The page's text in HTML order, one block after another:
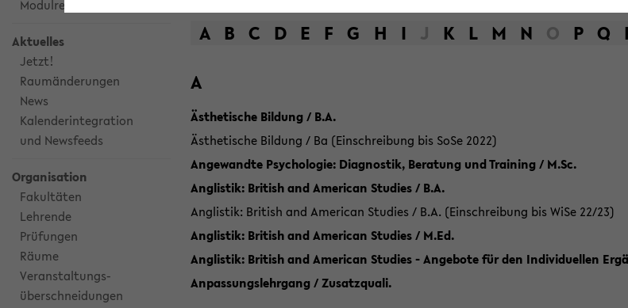
Modulrecherche
Aktuelles
Jetzt!
Raumänderungen
News
Kalenderintegration
und Newsfeeds
Organisation
Fakultäten
Lehrende
Prüfungen
Räume
Veranstaltungs-
überschneidungen
A B C D E F G H I J K L M N O P Q
A
Ästhetische Bildung / B.A.
Ästhetische Bildung / Ba (Einschreibung bis SoSe 2022)
Angewandte Psychologie: Diagnostik, Beratung und Training / M.Sc.
Anglistik: British and American Studies / B.A.
Anglistik: British and American Studies / B.A. (Einschreibung bis WiSe 22/23)
Anglistik: British and American Studies / M.Ed.
Anglistik: British and American Studies - Angebote für den Individuellen
Anpassungslehrgang / Zusatzquali.